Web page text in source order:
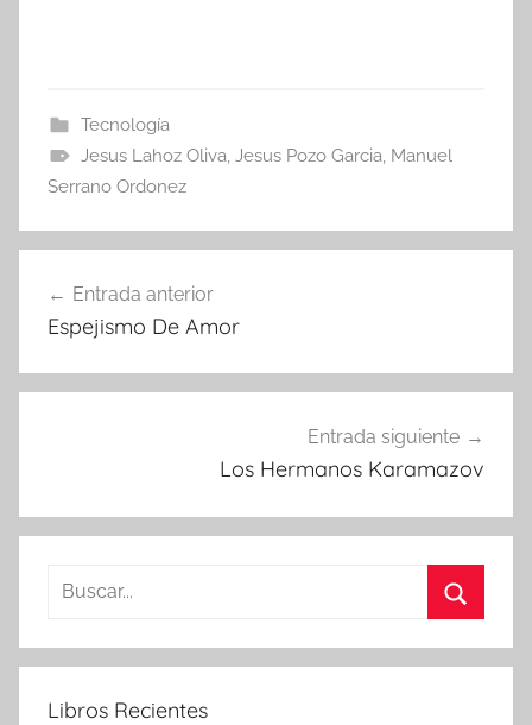
Tecnología
Jesus Lahoz Oliva Jesus Pozo Garcia Manuel
Serrano Ordonez
de
Entrada anterior
Espejismo De Amor
Entrada siguiente
Los Hermanos Karamazov
Buscar:
Libros Recientes